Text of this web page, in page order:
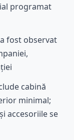
programat
fost observat
cabină
minimal;
accesoriile se